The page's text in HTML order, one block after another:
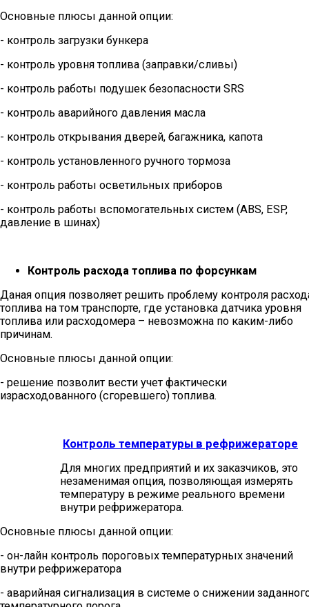
Основные плюсы данной опции:
- контроль загрузки бункера
- контроль уровня топлива (заправки/сливы)
- контроль работы подушек безопасности SRS
- контроль аварийного давления масла
- контроль открывания дверей, багажника, капота
- контроль установленного ручного тормоза
- контроль работы осветильных приборов
- контроль работы вспомогательных систем (ABS, ESP,
давление в шинах)
Контроль расхода топлива по форсункам
Даная опция позволяет решить проблему контроля
топлива на том транспорте, где установка датчика уровня
топлива или расходомера – невозможна по каким-либо
причинам.
Основные плюсы данной опции:
- решение позволит вести учет фактически
израсходованного (сгоревшего) топлива.
Контроль температуры в рефрижераторе
Для многих предприятий и их заказчиков, это
незаменимая опция, позволяющая измерять
температуру в режиме реального времени
внутри рефрижератора.
Основные плюсы данной опции:
- он-лайн контроль пороговых температурных значений
внутри рефрижератора
- аварийная сигнализация в системе о снижении